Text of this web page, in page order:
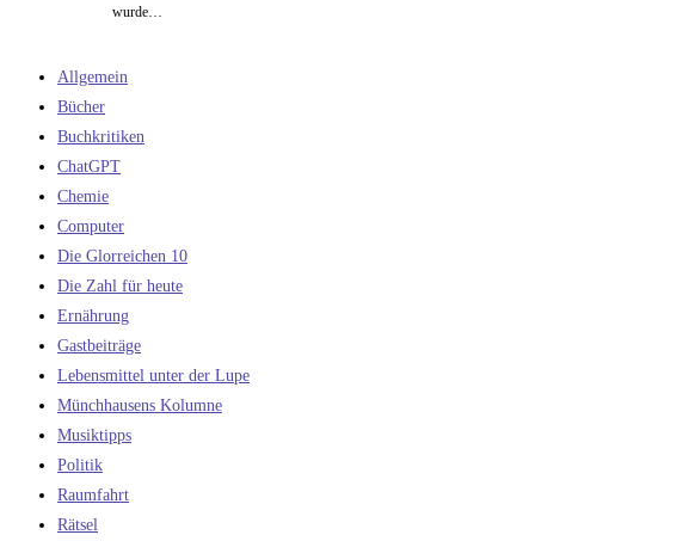
wurde…
Allgemein
Bücher
Buchkritiken
ChatGPT
Chemie
Computer
Die Glorreichen 10
Die Zahl für heute
Ernährung
Gastbeiträge
Lebensmittel unter der Lupe
Münchhausens Kolumne
Musiktipps
Politik
Raumfahrt
Rätsel